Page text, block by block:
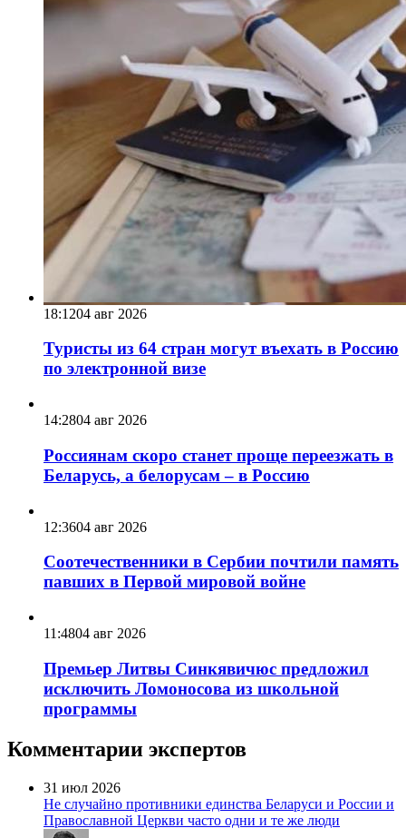
18:1204 авг 2026
Туристы из 64 стран могут въехать в Россию
по электронной визе
14:2804 авг 2026
Россиянам скоро станет проще переезжать в
Беларусь, а белорусам – в Россию
12:3604 авг 2026
Соотечественники в Сербии почтили память
павших в Первой мировой войне
11:4804 авг 2026
Премьер Литвы Синкявичюс предложил
исключить Ломоносова из школьной
программы
Комментарии экспертов
31 июл 2026
Не случайно противники единства Беларуси и России и
Православной Церкви часто одни и те же люди